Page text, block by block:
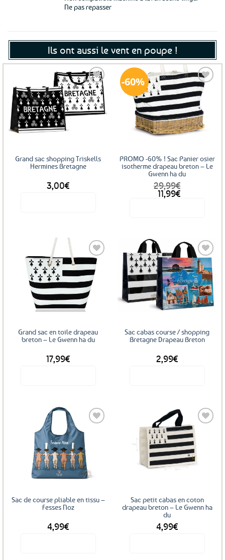
Ne pas repasser
Ils ont aussi le vent en poupe !
Ajouter
aux
Grand sac shopping Triskells
Hermines Bretagne
3,00€
variations.
options
peuvent
page
60%
Ajouter
aux
favoris
PROMO -60% ! Sac Panier osier
isotherme drapeau breton – Le
Gwenn ha du
29,99€
Le
prix
11,99€
Le
prix
Ajouter
aux
favoris
Grand sac en toile drapeau
breton – Le Gwenn ha du
17,99€
Ajouter
aux
favoris
Sac cabas course / shopping
Bretagne Drapeau Breton
2,99€
Ajouter
favoris
Sac de course pliable en tissu –
Fesses Noz
4,99€
Ajouter
favoris
Sac petit cabas en coton
drapeau breton – Le Gwenn ha
du
4,99€